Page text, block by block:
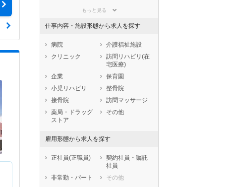
埼玉県
石川県
福井県
岐阜県
静岡県
愛知県
三重県
大阪府
兵庫県
奈良県
鳥取県
島根県
広島県
山口県
徳島県
香川県
愛媛県
熊本県
大分県
もっと見る
仕事内容・施設形態から求人を探す
病院
介護福祉施設
クリニック
訪問リハビリ(在
宅医療)
企業
保育園
小児リハビリ
整骨院
接骨院
訪問マッサージ
薬局・ドラッグ
ストア
その他
雇用形態から求人を探す
正社員(正職員)
契約社員・嘱託
社員
非常勤・パート
その他